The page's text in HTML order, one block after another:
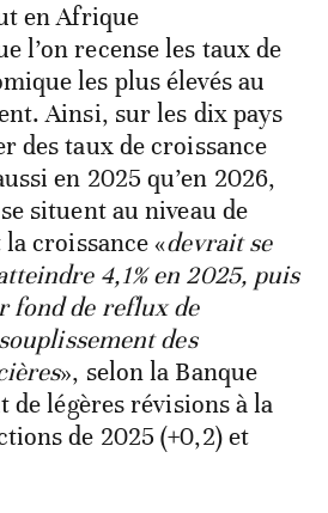
en Afrique
l’on recense les taux de
les plus élevés au
Ainsi, sur les dix pays
des taux de croissance
en 2025 qu’en 2026,
situent au niveau de
croissance «devrait se
4,1% en 2025, puis
fond de reflux de
des
», selon la Banque
de légères révisions à la
de 2025 (+0,2) et